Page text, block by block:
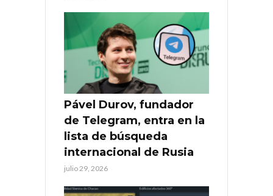
Pável Durov, fundador
de Telegram, entra en la
lista de búsqueda
internacional de Rusia
julio 29, 2026